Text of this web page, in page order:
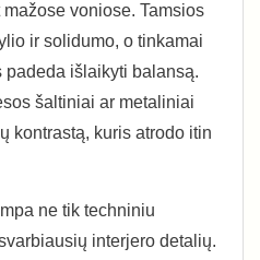
voniose. Tamsios
ir solidumo, o tinkamai
išlaikyti balansą.
šaltiniai ar metaliniai
kontrastą, kuris atrodo itin
ne tik techniniu
interjero detalių.